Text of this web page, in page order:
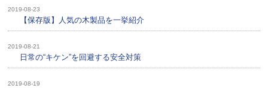
2019-08-23
【保存版】人気の木製品を一挙紹介
2019-08-21
日常の“キケン”を回避する安全対策
2019-08-19